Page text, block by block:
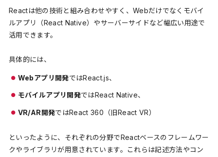
Reactは他の技術と組み合わせやすく、Webだけでなくモバイ
ルアプリ（React Native）やサーバーサイドなど幅広い用途で
活用できます。
具体的には、
Webアプリ開発ではReact.js、
モバイルアプリ開発ではReact Native、
VR/AR開発ではReact 360（旧React VR）
といったように、それぞれの分野でReactベースのフレームワー
クやライブラリが用意されています。これらは記述方法やコン